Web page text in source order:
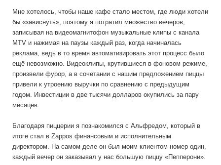
Мне хотелось, чтобы наше кафе стало местом, где люди хотели
бы «зависнуть», поэтому я потратил множество вечеров,
записывая на видеомагнитофон музыкальные клипы с канала
MTV и нажимая на паузы каждый раз, когда начиналась
реклама, ведь в то время автоматизировать этот процесс было
ещё невозможно. Видеоклипы, крутившиеся в фоновом режиме,
произвели фурор, а в сочетании с нашим предложением пиццы
привели к утроению выручки по сравнению с предыдущим
годом. Инвестиции в две тысячи долларов окупились за пару
месяцев.
Благодаря пиццерии я познакомился с Альфредом, который в
итоге стал в Zappos финансовым и исполнительным
директором. На самом деле он был моим клиентом номер один,
каждый вечер он заказывал у нас большую пиццу «Пепперони».